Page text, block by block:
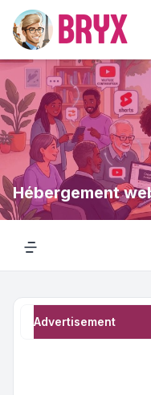
Hébergement
Navigation menu
Advertisement